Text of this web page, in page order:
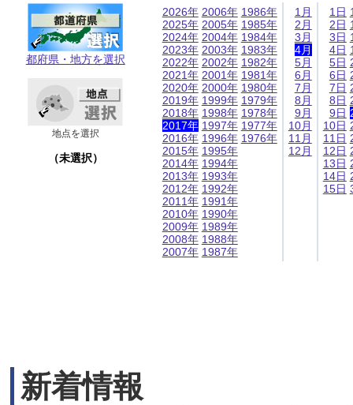
都府県・地方を選択
地点を選択
（未選択）
2026年
2025年
2024年
2023年
2022年
2021年
2020年
2019年
2018年
2017年
2016年
2015年
2014年
2013年
2012年
2011年
2010年
2009年
2008年
2007年
2006年
2005年
2004年
2003年
2002年
2001年
2000年
1999年
1998年
1997年
1996年
1995年
1994年
1993年
1992年
1991年
1990年
1989年
1988年
1987年
1986年
1985年
1984年
1983年
1982年
1981年
1980年
1979年
1978年
1977年
1976年
1月
2月
3月
4月
5月
6月
7月
8月
9月
10月
11月
12月
1日
2日
3日
4日
5日
6日
7日
8日
9日
10日
11日
12日
13日
14日
15日
新着情報